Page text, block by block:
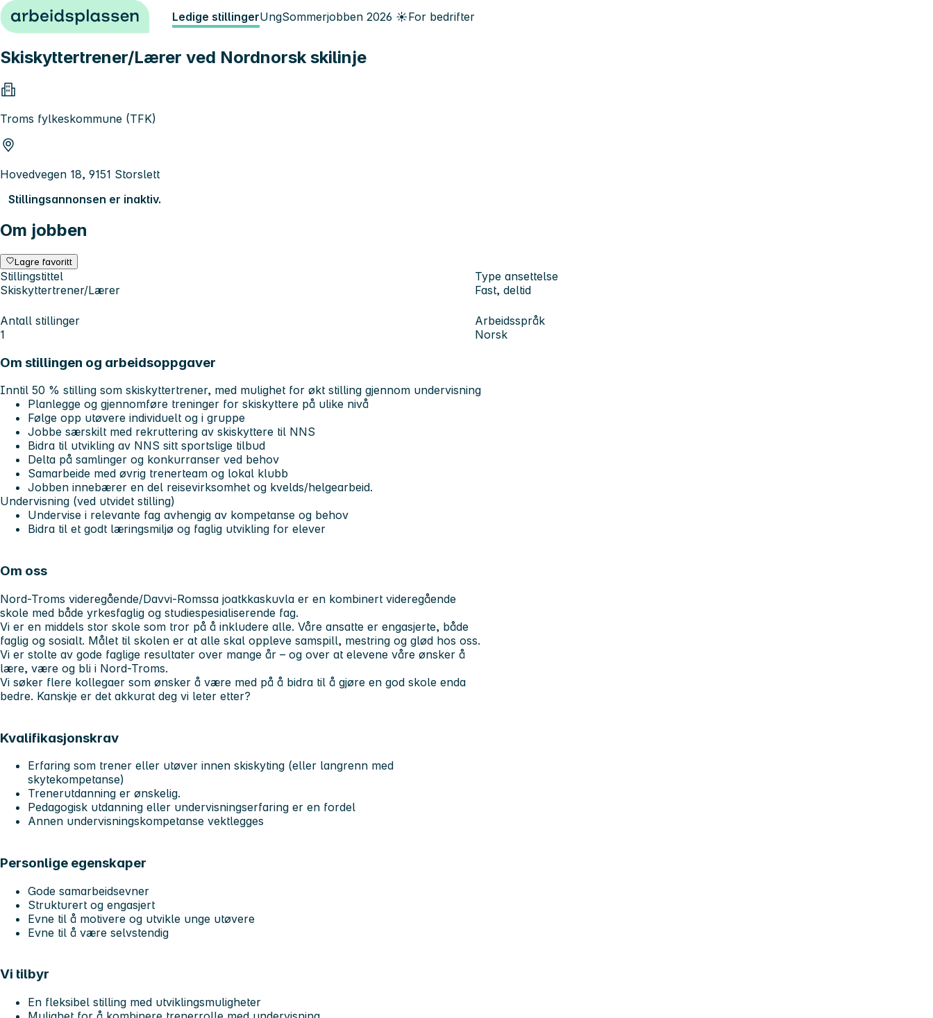
Hopp til innhold Ledige stillingerUngSommerjobben 2026 ☀️For bedrifter
Skiskyttertrener/Lærer ved Nordnorsk skilinje
Troms fylkeskommune (TFK)
Hovedvegen 18, 9151 Storslett
Stillingsannonsen er inaktiv.
Om jobben
Lagre favoritt
Stillingstittel
Skiskyttertrener/Lærer
Type ansettelse
Fast, deltid
Antall stillinger
1
Arbeidsspråk
Norsk
Om stillingen og arbeidsoppgaver
Inntil 50 % stilling som skiskyttertrener, med mulighet for økt stilling gjennom undervisning
Planlegge og gjennomføre treninger for skiskyttere på ulike nivå
Følge opp utøvere individuelt og i gruppe
Jobbe særskilt med rekruttering av skiskyttere til NNS
Bidra til utvikling av NNS sitt sportslige tilbud
Delta på samlinger og konkurranser ved behov
Samarbeide med øvrig trenerteam og lokal klubb
Jobben innebærer en del reisevirksomhet og kvelds/helgearbeid.
Undervisning (ved utvidet stilling)
Undervise i relevante fag avhengig av kompetanse og behov
Bidra til et godt læringsmiljø og faglig utvikling for elever
Om oss
Nord-Troms videregående/Davvi-Romssa joatkkaskuvla er en kombinert videregående
skole med både yrkesfaglig og studiespesialiserende fag.
Vi er en middels stor skole som tror på å inkludere alle. Våre ansatte er engasjerte, både
faglig og sosialt. Målet til skolen er at alle skal oppleve samspill, mestring og glød hos oss.
Vi er stolte av gode faglige resultater over mange år – og over at elevene våre ønsker å
lære, være og bli i Nord-Troms.
Vi søker flere kollegaer som ønsker å være med på å bidra til å gjøre en god skole enda
bedre. Kanskje er det akkurat deg vi leter etter?
Kvalifikasjonskrav
Erfaring som trener eller utøver innen skiskyting (eller langrenn med
skytekompetanse)
Trenerutdanning er ønskelig.
Pedagogisk utdanning eller undervisningserfaring er en fordel
Annen undervisningskompetanse vektlegges
Personlige egenskaper
Gode samarbeidsevner
Strukturert og engasjert
Evne til å motivere og utvikle unge utøvere
Evne til å være selvstendig
Vi tilbyr
En fleksibel stilling med utviklingsmuligheter